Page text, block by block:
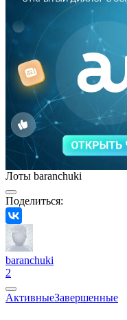
Лоты baranchuki
Поделиться:
baranchuki
2
АктивныеЗавершенные